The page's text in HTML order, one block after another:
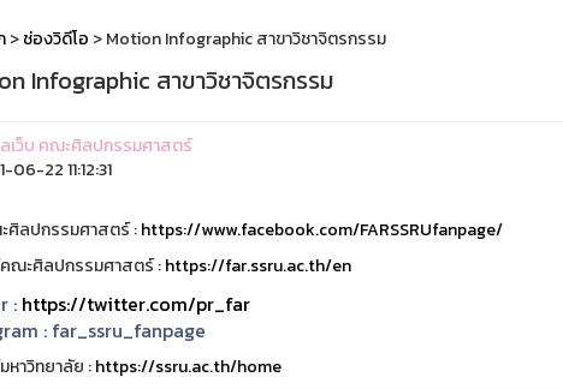
>ช่องวิดีโอ > Motion Infographic สาขาวิชาจิตรกรรม
Infographic สาขาวิชาจิตรกรรม
เว็บ คณะศิลปกรรมศาสตร์
06-22 11:12:31
ศิลปกรรมศาสตร์ :https://www.facebook.com/FARSSRUfanpage/
คณะศิลปกรรมศาสตร์ :https://far.ssru.ac.th/en
: https://twitter.com/pr_far
: far_ssru_fanpage
หาวิทยาลัย :https://ssru.ac.th/home